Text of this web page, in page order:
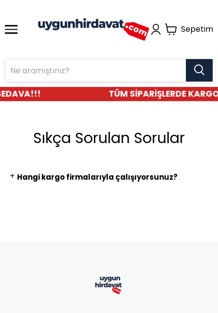
Sepetim
TÜM SİPARİŞLERDE
Sıkça Sorulan Sorular
+ Hangi kargo firmalarıyla çalışıyorsunuz?